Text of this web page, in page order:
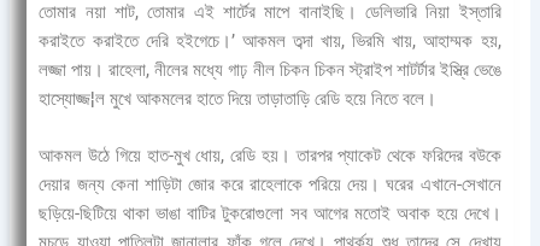
তোমার নয়া শাট, তোমার এই শার্টের মাপে বানাইছি। ডেলিভারি নিয়া ইস্তারি
করাইতে করাইতে দেরি হইগেচে।’ আকমল তব্দা খায়, ভিরমি খায়, আহাম্মক হয়,
লজ্জা পায়। রাহেলা, নীলের মধ্যে গাঢ় নীল চিকন চিকন স্ট্রাইপ শাটর্টার ইস্ত্রি ভেঙে
হাস্যোজ্জ¦ল মুখে আকমলের হাতে দিয়ে তাড়াতাড়ি রেডি হয়ে নিতে বলে।
আকমল উঠে গিয়ে হাত-মুখ ধোয়, রেডি হয়। তারপর প্যাকেট থেকে ফরিদের বউকে
দেয়ার জন্য কেনা শাড়িটা জোর করে রাহেলাকে পরিয়ে দেয়। ঘরের এখানে-সেখানে
ছড়িয়ে-ছিটিয়ে থাকা ভাঙা বাটির টুকরোগুলো সব আগের মতোই অবাক হয়ে দেখে।